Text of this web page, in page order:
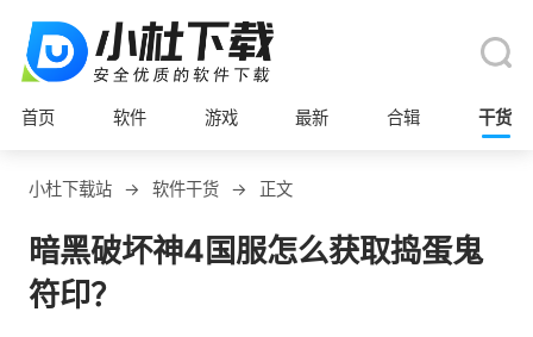
首页 软件 游戏 最新 合辑 干货
小杜下载站 → 软件干货 → 正文
暗黑破坏神4国服怎么获取捣蛋鬼
符印？